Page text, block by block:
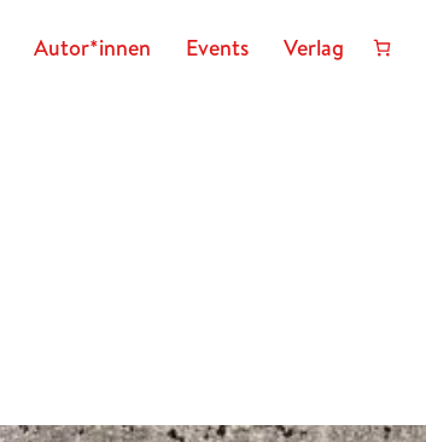
Autor*innen Events Verlag